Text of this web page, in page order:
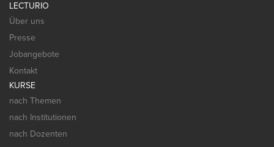
LECTURIO
Über uns
Presse
Jobangebote
Kontakt
KURSE
nach Themen
nach Institutionen
nach Dozenten